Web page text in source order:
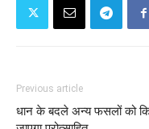
Previous article
धान के बदले अन्य फसलों को